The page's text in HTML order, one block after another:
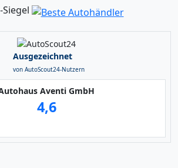
Ausgezeichnet
von AutoScout24-Nutzern
Aventi GmbH
4,6